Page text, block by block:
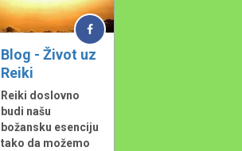
Blog - Život uz
Reiki
Reiki doslovno
budi našu
božansku esenciju
tako da možemo